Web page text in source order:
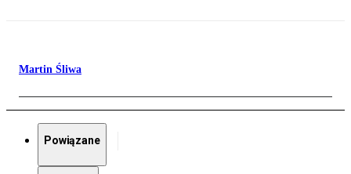
Martin Śliwa
Powiązane